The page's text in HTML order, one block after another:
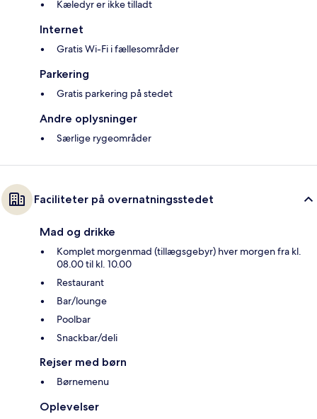
Kæledyr er ikke tilladt
Internet
Gratis Wi-Fi i fællesområder
Parkering
Gratis parkering på stedet
Andre oplysninger
Særlige rygeområder
Faciliteter på overnatningsstedet
Mad og drikke
Komplet morgenmad (tillægsgebyr) hver morgen fra kl.
08.00 til kl. 10.00
Restaurant
Bar/lounge
Poolbar
Snackbar/deli
Rejser med børn
Børnemenu
Oplevelser